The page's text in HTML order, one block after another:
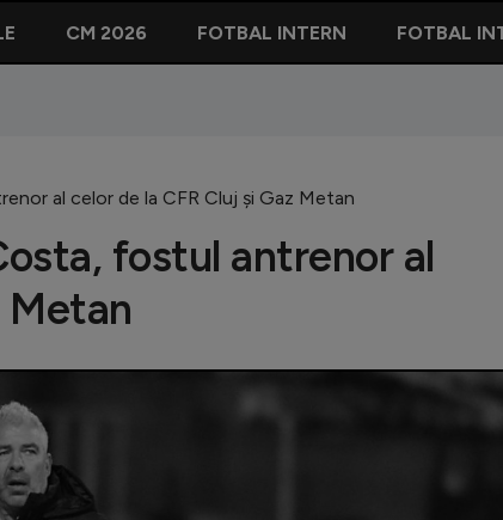
CM 2026 FOTBAL INTERN FOTBAL
al celor de la CFR Cluj și Gaz Metan
fostul antrenor al
Metan